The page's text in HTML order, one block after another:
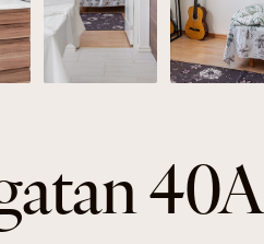
40A